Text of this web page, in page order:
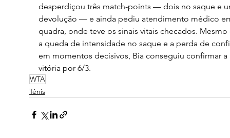
desperdiçou três match-points — dois no saque e
devolução — e ainda pediu atendimento médico
quadra, onde teve os sinais vitais checados.
a queda de intensidade no saque e a perda de
em momentos decisivos, Bia conseguiu confirmar a
vitória por 6/3.
WTA
Tênis